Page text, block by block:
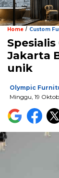
Home / Custom
Jakarta
unik
Olympic
Minggu, 19